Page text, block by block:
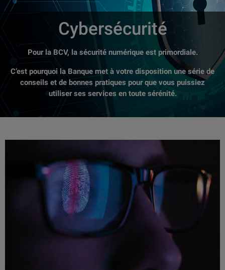
Cybersécurité
Pour la BCV, la sécurité numérique est primordiale.
C’est pourquoi la Banque met à votre disposition une série de
conseils et de bonnes pratiques pour que vous puissiez
utiliser ses services en toute sérénité.